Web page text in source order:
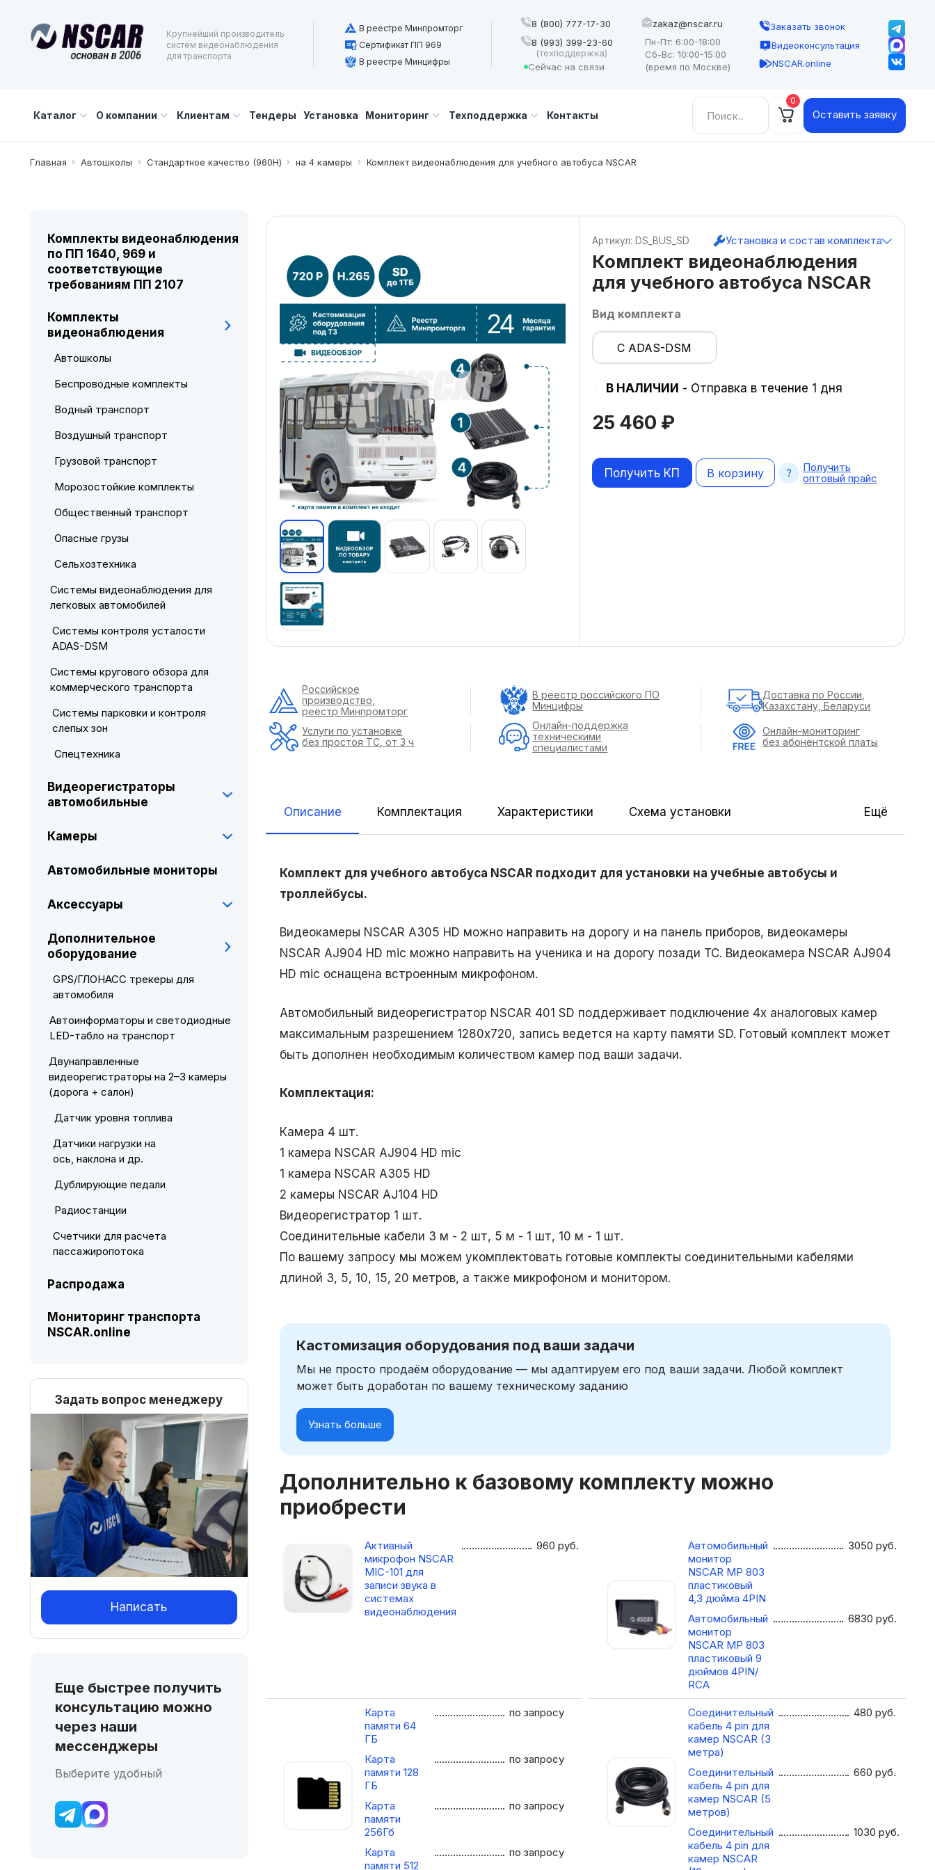
Крупнейший производитель
систем видеонаблюдения
для транспорта
В реестре Минпромторг
Сертификат ПП 969
В реестре Минцифры
8 (800) 777-17-30
8 (993) 399-23-60
(техподдержка)
Сейчас на связи
zakaz@nscar.ru
Пн-Пт: 6:00-18:00
Сб-Вс: 10:00-15:00
(время по Москве)
Заказать звонок
Видеоконсультация
NSCAR.online
Каталог О компании Клиентам Тендеры Установка Мониторинг Техподдержка Контакты
Найти: 0
Оставить заявку
Главная Автошколы Cтандартное качество (960Н) на 4 камеры Комплект видеонаблюдения для учебного автобуса NSCAR
Комплект видеонаблюдения
для учебного автобуса NSCAR
25 460 ₽
Вид комплекта
С ADAS-DSM
В НАЛИЧИИ - Отправка в течение 1 дня
Артикул: DS_BUS_SD Установка и состав комплекта
В корзину
Получить КП
Получить
оптовый прайс
Описание Комплектация Характеристики Схема установки Ещё
Комплект для учебного автобуса NSCAR подходит для установки на учебные автобусы и
троллейбусы.
Видеокамеры NSCAR A305 HD можно направить на дорогу и на панель приборов, видеокамеры
NSCAR AJ904 HD mic можно направить на ученика и на дорогу позади ТС. Видеокамера NSCAR AJ904
HD mic оснащена встроенным микрофоном.
Автомобильный видеорегистратор NSCAR 401 SD поддерживает подключение 4х аналоговых камер
максимальным разрешением 1280х720, запись ведется на карту памяти SD. Готовый комплект может
быть дополнен необходимым количеством камер под ваши задачи.
Комплектация:
Камера 4 шт.
1 камера NSCAR AJ904 HD mic
1 камера NSCAR A305 HD
2 камеры NSCAR AJ104 HD
Видеорегистратор 1 шт.
Соединительные кабели 3 м - 2 шт, 5 м - 1 шт, 10 м - 1 шт.
По вашему запросу мы можем укомплектовать готовые комплекты соединительными кабелями
длиной 3, 5, 10, 15, 20 метров, а также микрофоном и монитором.
Кастомизация оборудования под ваши задачи
Мы не просто продаём оборудование — мы адаптируем его под ваши задачи. Любой комплект
может быть доработан по вашему техническому заданию
Узнать больше
Дополнительно к базовому комплекту можно
приобрести
Активный
микрофон NSCAR
MIC-101 для
записи звука в
системах
видеонаблюдения
960руб.
Автомобильный
монитор
NSCAR МР 803
пластиковый
4,3 дюйма 4PIN
3050руб.
Автомобильный
монитор
NSCAR МР 803
пластиковый 9
дюймов 4PIN/
RCA
6830руб.
Карта
памяти 64
ГБ
по запросу
Карта
памяти 128
ГБ
по запросу
Карта
памяти
256Гб
по запросу
Карта
памяти 512
по запросу
Соединительный
кабель 4 pin для
камер NSCAR (3
метра)
480руб.
Соединительный
кабель 4 pin для
камер NSCAR (5
метров)
660руб.
Соединительный
кабель 4 pin для
камер NSCAR
1030руб.
Российское
производство,
реестр Минпромторг
В реестр российского ПО
Минцифры
Доставка по России,
Казахстану, Беларуси
Услуги по установке
без простоя ТС, от 3 ч
Онлайн-поддержка
техническими
специалистами
Онлайн-мониторинг
без абонентской платы
Комплекты видеонаблюдения
по ПП 1640, 969 и
соответствующие
требованиям ПП 2107
Комплекты
видеонаблюдения
Автошколы
Беспроводные комплекты
Водный транспорт
Воздушный транспорт
Грузовой транспорт
Морозостойкие комплекты
Общественный транспорт
Опасные грузы
Сельхозтехника
Системы видеонаблюдения для
легковых автомобилей
Системы контроля усталости
ADAS-DSM
Системы кругового обзора для
коммерческого транспорта
Системы парковки и контроля
слепых зон
Спецтехника
Видеорегистраторы
автомобильные
Камеры
Автомобильные мониторы
Аксессуары
Дополнительное
оборудование
GPS/ГЛОНАСС трекеры для
автомобиля
Автоинформаторы и светодиодные
LED-табло на транспорт
Двунаправленные
видеорегистраторы на 2–3 камеры
(дорога + салон)
Датчик уровня топлива
Датчики нагрузки на
ось, наклона и др.
Дублирующие педали
Радиостанции
Счетчики для расчета
пассажиропотока
Распродажа
Мониторинг транспорта
NSCAR.online
Задать вопрос менеджеру
Написать
Еще быстрее получить
консультацию можно
через наши
мессенджеры
Выберите удобный